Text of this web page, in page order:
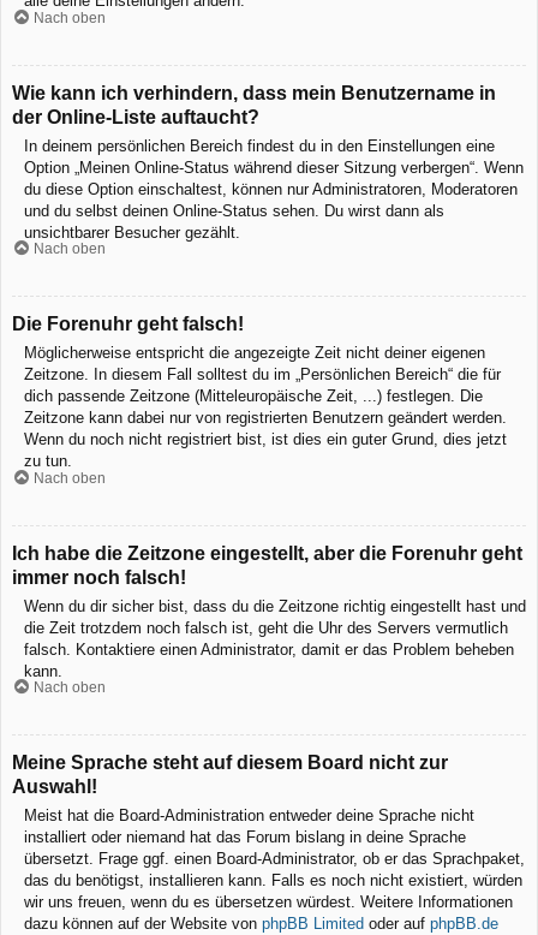
Nach oben
Wie kann ich verhindern, dass mein Benutzername in
der Online-Liste auftaucht?
In deinem persönlichen Bereich findest du in den Einstellungen eine
Option „Meinen Online-Status während dieser Sitzung verbergen“. Wenn
du diese Option einschaltest, können nur Administratoren, Moderatoren
und du selbst deinen Online-Status sehen. Du wirst dann als
unsichtbarer Besucher gezählt.
Nach oben
Die Forenuhr geht falsch!
Möglicherweise entspricht die angezeigte Zeit nicht deiner eigenen
Zeitzone. In diesem Fall solltest du im „Persönlichen Bereich“ die für
dich passende Zeitzone (Mitteleuropäische Zeit, ...) festlegen. Die
Zeitzone kann dabei nur von registrierten Benutzern geändert werden.
Wenn du noch nicht registriert bist, ist dies ein guter Grund, dies jetzt
zu tun.
Nach oben
Ich habe die Zeitzone eingestellt, aber die Forenuhr geht
immer noch falsch!
Wenn du dir sicher bist, dass du die Zeitzone richtig eingestellt hast und
die Zeit trotzdem noch falsch ist, geht die Uhr des Servers vermutlich
falsch. Kontaktiere einen Administrator, damit er das Problem beheben
kann.
Nach oben
Meine Sprache steht auf diesem Board nicht zur
Auswahl!
Meist hat die Board-Administration entweder deine Sprache nicht
installiert oder niemand hat das Forum bislang in deine Sprache
übersetzt. Frage ggf. einen Board-Administrator, ob er das Sprachpaket,
das du benötigst, installieren kann. Falls es noch nicht existiert, würden
wir uns freuen, wenn du es übersetzen würdest. Weitere Informationen
dazu können auf der Website von phpBB Limited oder auf phpBB.de